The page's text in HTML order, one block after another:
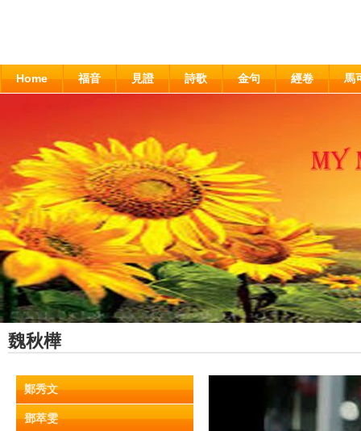
Home 福音 見證 詩歌 金句 經卷 馬
魏秋樺
鄭秀文
鄧萃雯